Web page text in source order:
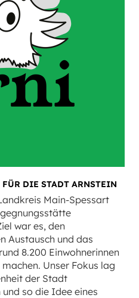
DIE STADT ARNSTEIN
Main-Spessart
war es, den
Austausch und das
8.200 Einwohnerinnen
Unser Fokus lag
der Stadt
so die Idee eines